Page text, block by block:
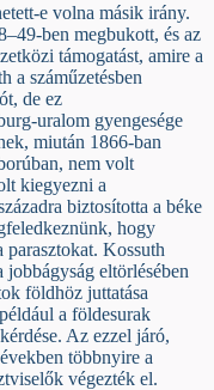
e volna másik irány.
ben megbukott, és az
támogatást, amire a
a száműzetésben
de ez
uralom gyengesége
miután 1866-ban
nem volt
kiegyezni a
biztosította a béke
hogy
parasztokat. Kossuth
eltörlésében
földhöz juttatása
a földesurak
Az ezzel járó,
többnyire a
végezték el.